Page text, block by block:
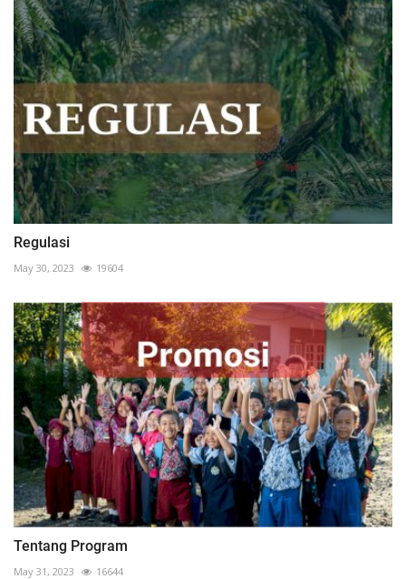
Regulasi
May 30, 2023 19604
Tentang Program
May 31, 2023 16644